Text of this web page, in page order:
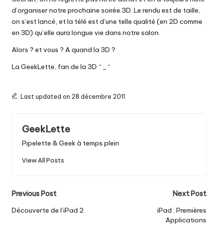
d’organiser notre prochaine soirée 3D. Le rendu est de taille,
on s’est lancé, et la télé est d’une telle qualité (en 2D comme
en 3D) qu’elle aura longue vie dans notre salon.
Alors ? et vous ? A quand la 3D ?
La GeekLette, fan de la 3D ^_^
Last updated on 28 décembre 2011
GeekLette
Pipelette & Geek à temps plein
View All Posts
Post
navigation
Previous Post
Découverte de l’iPad 2
Next Post
iPad : Premières
Applications